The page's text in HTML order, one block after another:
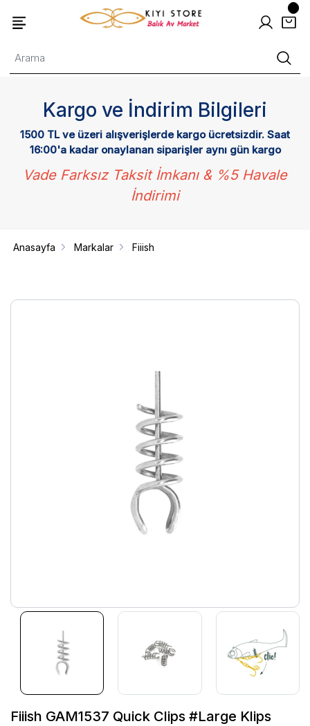
Kargo ve İndirim Bilgileri
1500 TL ve üzeri alışverişlerde kargo ücretsizdir. Saat
16:00'a kadar onaylanan siparişler aynı gün kargo
Vade Farksız Taksit İmkanı & %5 Havale
İndirimi
Anasayfa Markalar Fiiish
Fiiish GAM1537 Quick Clips #Large Klips